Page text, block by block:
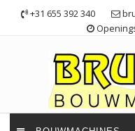
+31 655 392 340